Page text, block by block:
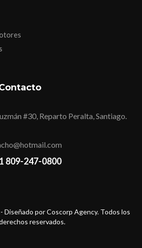
#30, Reparto Peralta, Santiago.
809-247-0800
Diseñado por Coscorp Agency. Todos los
reservados.